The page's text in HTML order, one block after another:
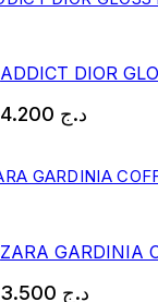
ADDICT DIOR
د.ج
ZARA GARDINIA
د.ج